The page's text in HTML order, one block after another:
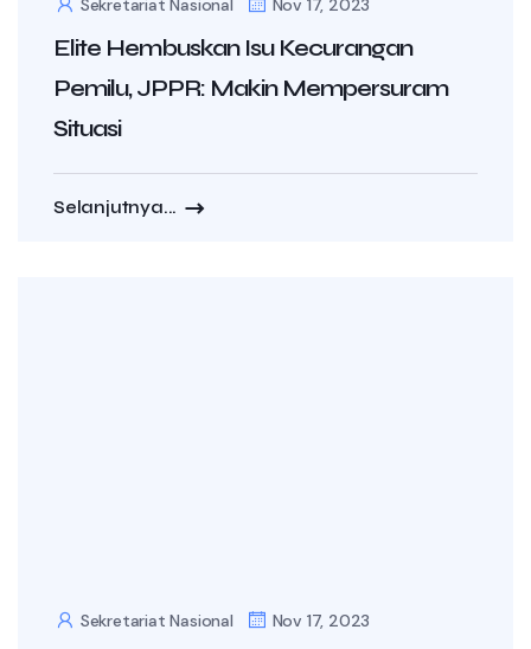
Sekretariat Nasional Nov 17, 2023
Elite Hembuskan Isu Kecurangan
Pemilu, JPPR: Makin Mempersuram
Situasi
Selanjutnya...
Sekretariat Nasional Nov 17, 2023